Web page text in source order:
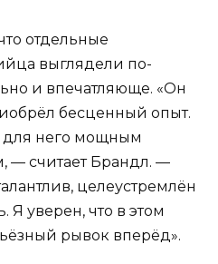
отдельные
выглядели по-
и впечатляюще. «Он
бесценный опыт.
для него мощным
— считает Брандл. —
целеустремлён
Я уверен, что в этом
рывок вперёд».